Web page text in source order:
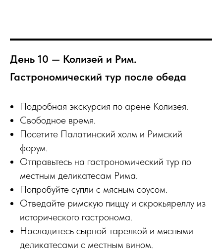
День 10 — Колизей и Рим.
Гастрономический тур после обеда
Подробная экскурсия по арене Колизея.
Свободное время.
Посетите Палатинский холм и Римский
форум.
Отправьтесь на гастрономический тур по
местным деликатесам Рима.
Попробуйте супли с мясным соусом.
Отведайте римскую пиццу и скрокьяреллу из
исторического гастронома.
Насладитесь сырной тарелкой и мясными
деликатесами с местным вином.